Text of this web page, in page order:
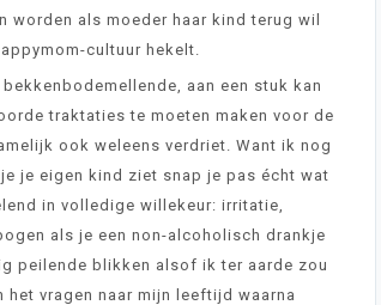
worden als moeder haar kind terug wil
cultuur hekelt.
aan een stuk kan
traktaties te moeten maken voor de
ook weleens verdriet. Want ik nog
je eigen kind ziet snap je pas écht wat
in volledige willekeur: irritatie,
als je een non-alcoholisch drankje
peilende blikken alsof ik ter aarde zou
vragen naar mijn leeftijd waarna